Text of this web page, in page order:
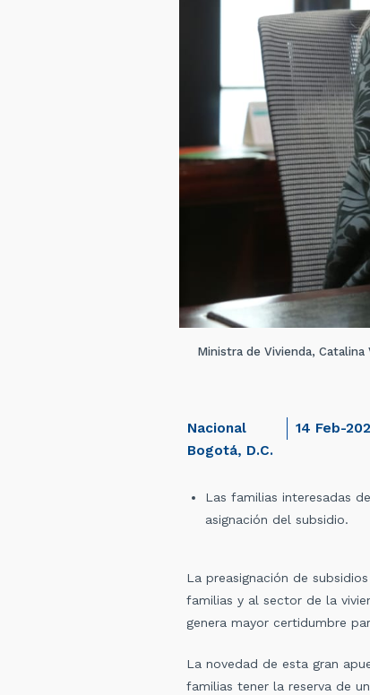
Ministra de Vivienda, Catalina
Nacional
Bogotá, D.C.
14 Feb-
Las familias interesadas
asignación del subsidio.
La preasignación de
familias y al sector de la
genera mayor certidumbre
La novedad de esta gran
familias tener la reserva de